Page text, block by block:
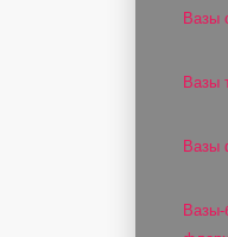
Вазы
Вазы
Вазы
Вазы-